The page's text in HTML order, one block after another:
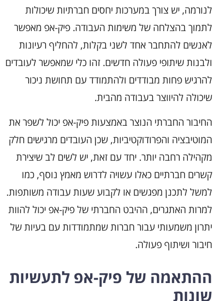
לנורמה, יש צורך במערכות יחסים חברתיות שיכולות
לתמוך בהצלחה של משימות העבודה. פיק-אפ מאפשר
לאנשים להתחבר אחד לשני בקלות, להחליף רעיונות
ולבנות שיתופי פעולה חדשים. זהו כלי שמאפשר לעובדים
להרגיש פחות מבודדים ולהתמודד עם תחושת ניכור
שיכולה להיווצר בעבודה מהבית.
החיבור החברתי הנוצר באמצעות פיק-אפ יכול לשפר את
המוטיבציה והפרודוקטיביות, שכן העובדים מרגישים חלק
מקהילה רחבה יותר. יחד עם זאת, יש לשים לב שיצירת
קשרים חברתיים כאלו עשויה לדרוש מאמץ נוסף, כמו
למשל לתכנן מפגשים או לקבוע שעות עבודה משותפות.
למרות האתגרים, ההיבט החברתי של פיק-אפ יכול להוות
יתרון משמעותי עבור חברות שמתמודדות עם בעיות של
חיבור ושיתוף פעולה.
ההתאמה של פיק-אפ לתעשיות
שונות